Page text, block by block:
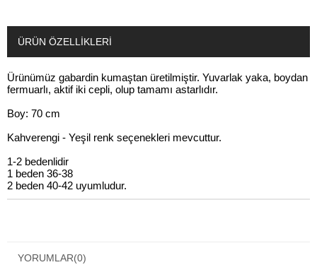
ÜRÜN ÖZELLIKLERI
Ürünümüz gabardin kumaştan üretilmiştir. Yuvarlak yaka, boydan
fermuarlı, aktif iki cepli, olup tamamı astarlıdır.
Boy: 70 cm
Kahverengi - Yeşil renk seçenekleri mevcuttur.
1-2 bedenlidir
1 beden 36-38
2 beden 40-42 uyumludur.
YORUMLAR(0)